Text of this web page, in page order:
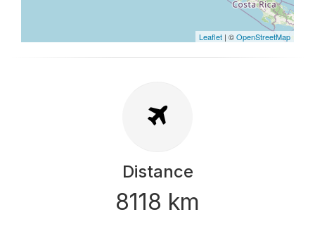
Leaflet | ©OpenStreetMap
Distance
8118 km